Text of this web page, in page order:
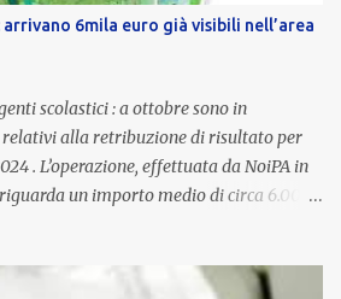
alle prerogative garantite
è un bonus temporaneo né un
una voce strutturale di retribuzione,
in base al cost...
6mila euro già visibili nell’area
scolastici : a ottobre sono in
alla retribuzione di risultato per
. L’operazione, effettuata da NoiPA in
un importo medio di circa 6.000
la retribuzione di risultato La